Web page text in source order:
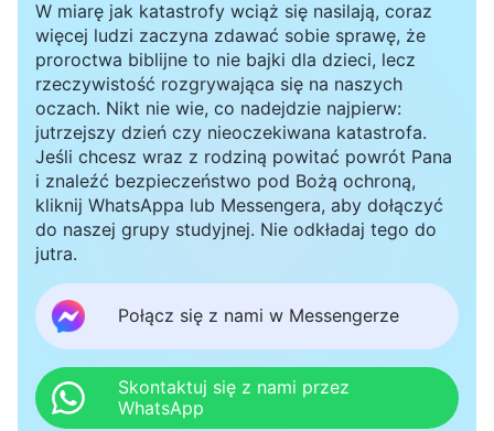
dobrym zdrowiem jak kiedyś i podlegam
ograniczeniom, jeśli chodzi o obowiązki, jakie
jestem w stanie wykonywać. Jeśli wykonuję
tylko te drobne obowiązki, to czy Bóg mnie
zapamięta? Czasem choruję i ktoś musi się mną
opiekować. Jeśli nie ma takiej osoby, nie jestem
w stanie wykonywać obowiązków, więc co mam
zapamiętuję Bożych słów, gdy je czytam, a
także trudno mi zrozumieć prawdę. Gdy
omawiam prawdę, moje słowa są zagmatwane i
nielogiczne, nie mam doświadczeń, którymi
W miarę jak katastrofy wciąż się nasilają, coraz
więcej ludzi zaczyna zdawać sobie sprawę, że
proroctwa biblijne to nie bajki dla dzieci, lecz
rzeczywistość rozgrywająca się na naszych
oczach. Nikt nie wie, co nadejdzie najpierw:
jutrzejszy dzień czy nieoczekiwana katastrofa.
Jeśli chcesz wraz z rodziną powitać powrót Pana
i znaleźć bezpieczeństwo pod Bożą ochroną,
kliknij WhatsAppa lub Messengera, aby dołączyć
do naszej grupy studyjnej. Nie odkładaj tego do
jutra.
Połącz się z nami w Messengerze
Skontaktuj się z nami przez
WhatsApp